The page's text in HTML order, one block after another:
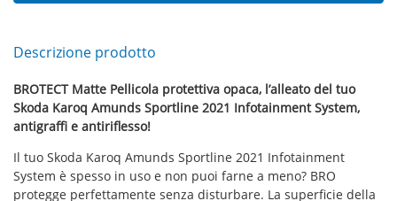
Descrizione prodotto
BROTECT Matte Pellicola protettiva opaca, l’alleato del tuo
Skoda Karoq Amunds Sportline 2021 Infotainment System,
antigraffi e antiriflesso!
Il tuo Skoda Karoq Amunds Sportline 2021 Infotainment
System è spesso in uso e non puoi farne a meno? BRO
protegge perfettamente senza disturbare. La superficie della